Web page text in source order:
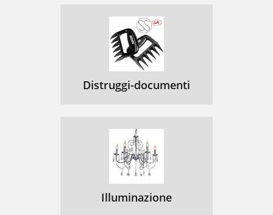
Distruggi-documenti
Illuminazione